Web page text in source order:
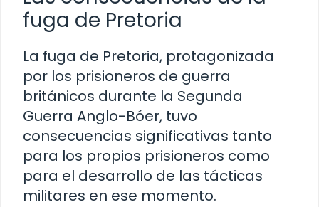
fuga de Pretoria
La fuga de Pretoria, protagonizada
por los prisioneros de guerra
británicos durante la Segunda
Guerra Anglo-Bóer, tuvo
consecuencias significativas tanto
para los propios prisioneros como
para el desarrollo de las tácticas
militares en ese momento.